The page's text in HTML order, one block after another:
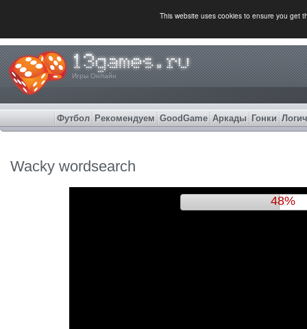
This website uses cookies to ensure you get
Игры Онлайн
Футбол Рекомендуем GoodGame Аркады Гонки
Wacky wordsearch
51%